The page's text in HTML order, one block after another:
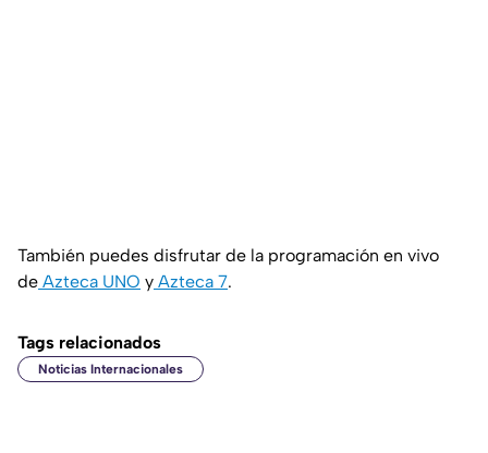
También puedes disfrutar de la programación en vivo
de Azteca UNO y Azteca 7.
Tags relacionados
Noticias Internacionales